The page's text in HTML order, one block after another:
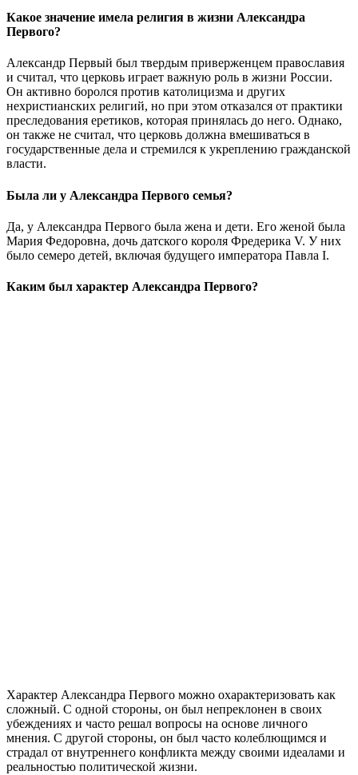
Какое значение имела религия в жизни Александра
Первого?
Александр Первый был твердым приверженцем православия
и считал, что церковь играет важную роль в жизни России.
Он активно боролся против католицизма и других
нехристианских религий, но при этом отказался от практики
преследования еретиков, которая принялась до него. Однако,
он также не считал, что церковь должна вмешиваться в
государственные дела и стремился к укреплению гражданской
власти.
Была ли у Александра Первого семья?
Да, у Александра Первого была жена и дети. Его женой была
Мария Федоровна, дочь датского короля Фредерика V. У них
было семеро детей, включая будущего императора Павла I.
Каким был характер Александра Первого?
Характер Александра Первого можно охарактеризовать как
сложный. С одной стороны, он был непреклонен в своих
убеждениях и часто решал вопросы на основе личного
мнения. С другой стороны, он был часто колеблющимся и
страдал от внутреннего конфликта между своими идеалами и
реальностью политической жизни.